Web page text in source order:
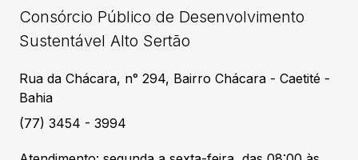
Consórcio Público de Desenvolvimento
Sustentável Alto Sertão
Rua da Chácara, n° 294, Bairro Chácara - Caetité -
Bahia
(77) 3454 - 3994